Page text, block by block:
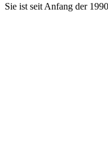
Sie ist seit Anfang der